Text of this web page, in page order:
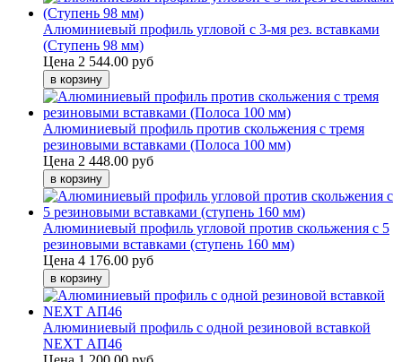
Алюминиевый профиль угловой с 3-мя рез. вставками
(Ступень 98 мм)
Цена 2 544.00 руб
Алюминиевый профиль против скольжения с тремя
резиновыми вставками (Полоса 100 мм)
Цена 2 448.00 руб
Алюминиевый профиль угловой против скольжения с 5
резиновыми вставками (ступень 160 мм)
Цена 4 176.00 руб
Алюминиевый профиль с одной резиновой вставкой
NEXT АП46